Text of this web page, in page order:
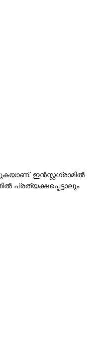
ഇൻസ്റ്റഗ്രാമിൽ
പ്രത്യക്ഷപ്പെട്ടാലും